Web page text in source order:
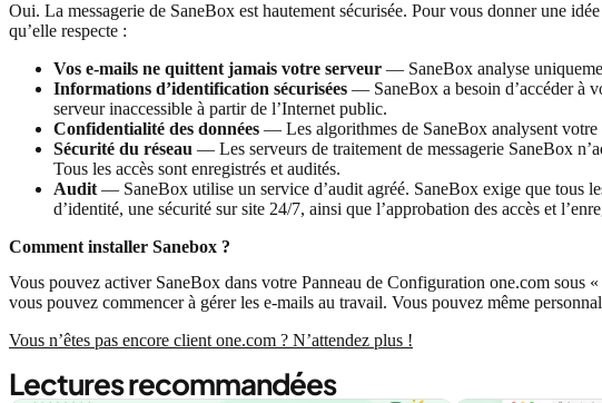
Oui. La messagerie de SaneBox est hautement sécurisée. Pour vous donner une
qu’elle respecte :
Vos e-mails ne quittent jamais votre serveur — SaneBox analyse
Informations d’identification sécurisées — SaneBox a besoin d’accéder à
serveur inaccessible à partir de l’Internet public.
Confidentialité des données — Les algorithmes de SaneBox analysent votre
Sécurité du réseau — Les serveurs de traitement de messagerie SaneBox
Tous les accès sont enregistrés et audités.
Audit — SaneBox utilise un service d’audit agréé. SaneBox exige que tous
d’identité, une sécurité sur site 24/7, ainsi que l’approbation des accès et
Comment installer Sanebox ?
Vous pouvez activer SaneBox dans votre Panneau de Configuration one.com sous
vous pouvez commencer à gérer les e-mails au travail. Vous pouvez même
Vous n’êtes pas encore client one.com ? N’attendez plus !
Lectures recommandées